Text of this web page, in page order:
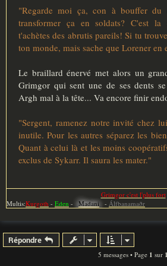
"Regarde moi ça, con à bouffer du
transformer ça en soldats? C'est
t'achètes des abrutis pareils! Si tu
ton monde, mais sache que Lorener en
Le braillard énervé met alors un
Grimgor qui sent une de ses dents
Argh mal à la tête... Va encore finir
"Sergent, ramenez notre invité chez
inutile. Pour les autres séparez les
Quant à celui là et les moins
exclus de Sykarr. Il saura les mater."
Grimgor c'est l'plus fort
Multis:Kurgoth - Eden - Madani - Álfbanamaðr
Répondre
5 messages • Page 1 sur 1